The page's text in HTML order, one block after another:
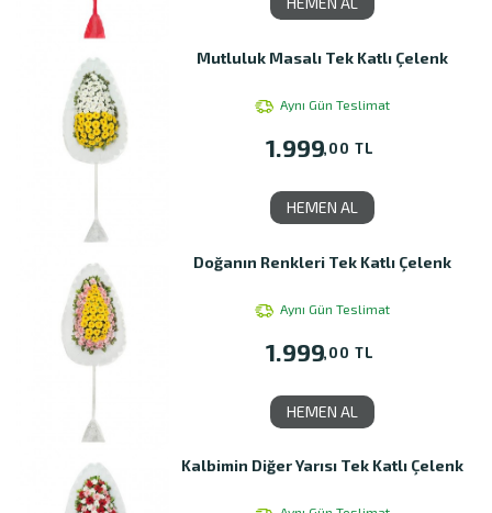
Mutluluk Masalı Tek Katlı Çelenk
Aynı Gün Teslimat
1.999,00 TL
HEMEN AL
Doğanın Renkleri Tek Katlı Çelenk
Aynı Gün Teslimat
1.999,00 TL
HEMEN AL
Kalbimin Diğer Yarısı Tek Katlı Çelenk